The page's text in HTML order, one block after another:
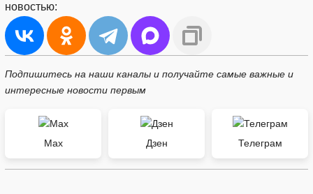
новостью:
Подпишитесь на наши каналы и получайте самые важные и
интересные новости первым
Max Дзен Телеграм